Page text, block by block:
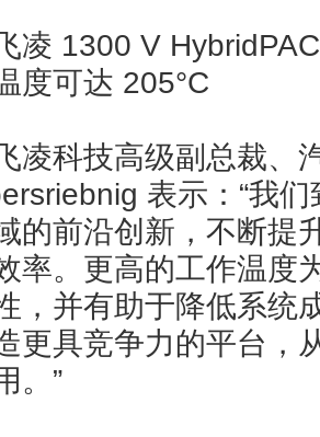
凌 1300 V
度可达 205°C
凌科技高级副总裁、
表示：“我
的前沿创新，不断提
率。更高的工作温度
，并有助于降低系统
更具竞争力的平台，
。”